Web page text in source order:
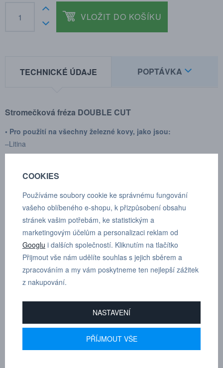
VLOŽIT DO KOŠÍKU
TECHNICKÉ ÚDAJE POPTÁVKA
Stromečková fréza DOUBLE CUT
• Pro použití na všechny železné kovy, jako jsou:
–Litina
– Ocel < 60 HRC
– Slitina niklu a titanu
• Dále měď, mosaz, bronz
Vysoký řezný účinek díky příčnému řezu
– Hladký provoz
– Krátké třísky
Výrobce:SGS pro
Typ upínání:válcové
COOKIES
Používáme soubory cookie ke správnému fungování
vašeho oblíbeného e-shopu, k přizpůsobení obsahu
stránek vašim potřebám, ke statistickým a
marketingovým účelům a personalizaci reklam od
Googlu i dalších společností. Kliknutím na tlačítko
Přijmout vše nám udělíte souhlas s jejich sběrem a
zpracováním a my vám poskytneme ten nejlepší zážitek
z nakupování.
NASTAVENÍ
PŘÍJMOUT VŠE